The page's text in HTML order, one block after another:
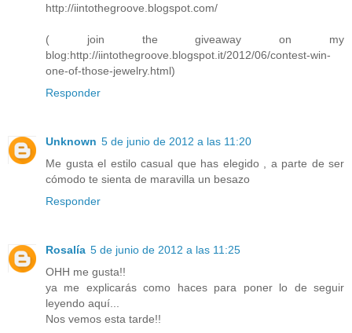
http://iintothegroove.blogspot.com/
( join the giveaway on my
blog:http://iintothegroove.blogspot.it/2012/06/contest-win-
one-of-those-jewelry.html)
Responder
Unknown 5 de junio de 2012 a las 11:20
Me gusta el estilo casual que has elegido , a parte de ser
cómodo te sienta de maravilla un besazo
Responder
Rosalía 5 de junio de 2012 a las 11:25
OHH me gusta!!
ya me explicarás como haces para poner lo de seguir
leyendo aquí...
Nos vemos esta tarde!!